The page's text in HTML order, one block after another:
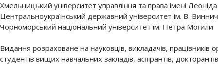
Хмельницький університет управління та права імені
Центральноукраїнський державний університет ім. В.
Чорноморський національний університет ім. Петра Могили
Видання розраховане на науковців, викладачів, працівників
студентів вищих навчальних закладів, аспірантів,